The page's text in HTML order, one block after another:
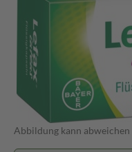
Abbildung kann abweichen